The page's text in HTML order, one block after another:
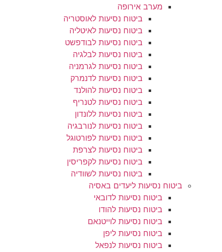
מערב אירופה
ביטוח נסיעות לאוסטריה
ביטוח נסיעות לאיטליה
ביטוח נסיעות לבודפשט
ביטוח נסיעות לבלגיה
ביטוח נסיעות לגרמניה
ביטוח נסיעות לדנמרק
ביטוח נסיעות להולנד
ביטוח נסיעות לטנריף
ביטוח נסיעות ללונדון
ביטוח נסיעות לנורבגיה
ביטוח נסיעות לפורטוגל
ביטוח נסיעות לצרפת
ביטוח נסיעות לקפריסין
ביטוח נסיעות לשוודיה
ביטוח נסיעות ליעדים באסיה
ביטוח נסיעות לדובאי
ביטוח נסיעות להודו
ביטוח נסיעות לוייטנאם
ביטוח נסיעות ליפן
ביטוח נסיעות לנפאל